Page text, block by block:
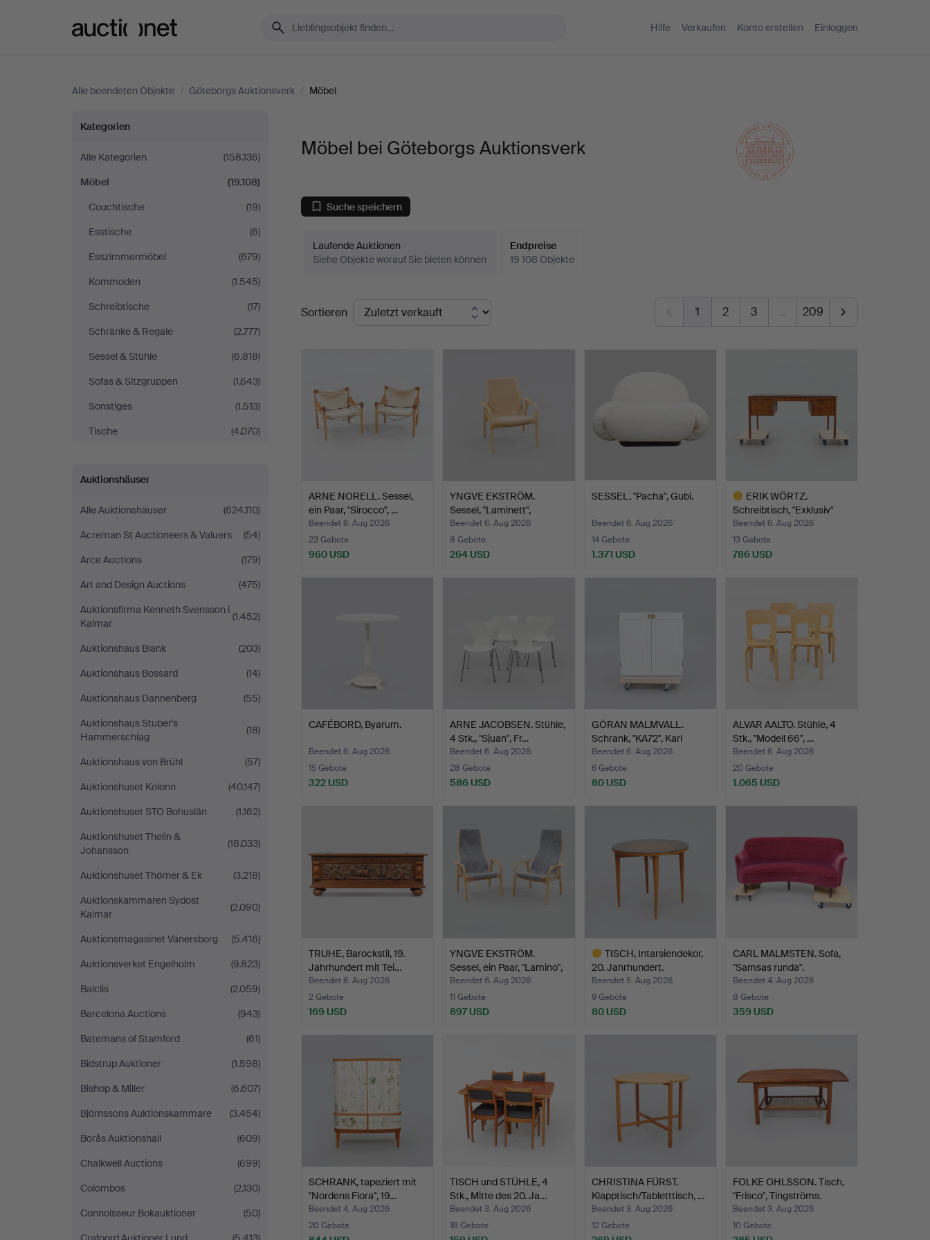
Hilfe Verkaufen Konto erstellen Einloggen
Alle beendeten Objekte / Göteborgs Auktionsverk / Möbel
Möbel
bei
Göteborgs
Auktionsverk
Kategorien
Alle Kategorien
(158.136)
Möbel
(19.108)
Couchtische
(19)
Esstische
(6)
Esszimmermöbel
(679)
Kommoden
(1.545)
Schreibtische
(17)
Schränke & Regale
(2.777)
Sessel & Stühle
(6.818)
Sofas & Sitzgruppen
(1.643)
Sonstiges
(1.513)
Tische
(4.070)
Auktionshäuser
Alle Auktionshäuser
(624.110)
Acreman St Auctioneers & Valuers
(54)
Arce Auctions
(179)
Art and Design Auctions
(475)
Auktionsfirma Kenneth Svensson i
Kalmar
(1.452)
Auktionshaus Blank
(203)
Auktionshaus Bossard
(14)
Auktionshaus Dannenberg
(55)
Auktionshaus Stuber's
Hammerschlag
(18)
Auktionshaus von Brühl
(57)
Auktionshuset Kolonn
(40.147)
Auktionshuset STO Bohuslän
(1.162)
Auktionshuset Thelin &
Johansson
(18.033)
Auktionshuset Thörner & Ek
(3.218)
Auktionskammaren Sydost
Kalmar
(2.090)
Auktionsmagasinet Vänersborg
(5.416)
Auktionsverket Engelholm
(9.823)
Balclis
(2.059)
Barcelona Auctions
(943)
Batemans of Stamford
(61)
Bidstrup Auktioner
(1.598)
Bishop & Miller
(6.607)
Björnssons Auktionskammare
(3.454)
Borås Auktionshall
(609)
Chalkwell Auctions
(699)
Colombos
(2.130)
Connoisseur Bokauktioner
(50)
Möbel bei Göteborgs Auktionsverk
Suche speichern
Laufende Auktionen
Siehe Objekte worauf Sie bieten können
Endpreise
19 108 Objekte
Endpreise
Sortieren 1 2 3 … 209
ARNE NORELL. Sessel,
ein Paar, "Sirocco", …
Beendet 6. Aug 2026
23 Gebote
960 USD
YNGVE EKSTRÖM.
Sessel, "Laminett",
Swedese.
Beendet 6. Aug 2026
8 Gebote
264 USD
SESSEL, "Pacha", Gubi.
Beendet 6. Aug 2026
14 Gebote
1.371 USD
ERIK WÖRTZ.
Schreibtisch, "Exklusiv"
IKEA,…
Beendet 6. Aug 2026
13 Gebote
786 USD
CAFÉBORD, Byarum.
Beendet 6. Aug 2026
15 Gebote
322 USD
ARNE JACOBSEN. Stühle,
4 Stk., "Sjuan", Fr…
Beendet 6. Aug 2026
28 Gebote
586 USD
GÖRAN MALMVALL.
Schrank, "KA72", Karl
Ande…
Beendet 6. Aug 2026
6 Gebote
80 USD
ALVAR AALTO. Stühle, 4
Stk., "Modell 66", …
Beendet 6. Aug 2026
20 Gebote
1.065 USD
TRUHE, Barockstil, 19.
Jahrhundert mit Tei…
Beendet 6. Aug 2026
2 Gebote
169 USD
YNGVE EKSTRÖM.
Sessel, ein Paar, "Lamino",
…
Beendet 6. Aug 2026
11 Gebote
897 USD
TISCH, Intarsiendekor,
20. Jahrhundert.
Beendet 5. Aug 2026
9 Gebote
80 USD
CARL MALMSTEN. Sofa,
"Samsas runda".
Beendet 4. Aug 2026
8 Gebote
359 USD
SCHRANK, tapeziert mit
"Nordens Flora", 19…
Beendet 4. Aug 2026
20 Gebote
TISCH und STÜHLE, 4
Stk., Mitte des 20. Ja…
Beendet 3. Aug 2026
18 Gebote
CHRISTINA FÜRST.
Klapptisch/Tabletttisch, …
Beendet 3. Aug 2026
12 Gebote
FOLKE OHLSSON. Tisch,
"Frisco", Tingströms.
Beendet 3. Aug 2026
10 Gebote